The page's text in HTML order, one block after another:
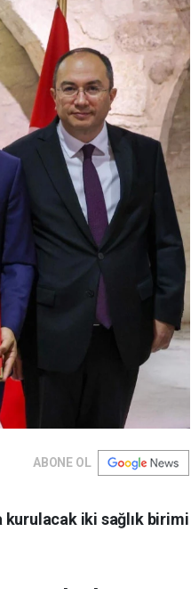
ABONE OL
kurulacak iki sağlık birimi